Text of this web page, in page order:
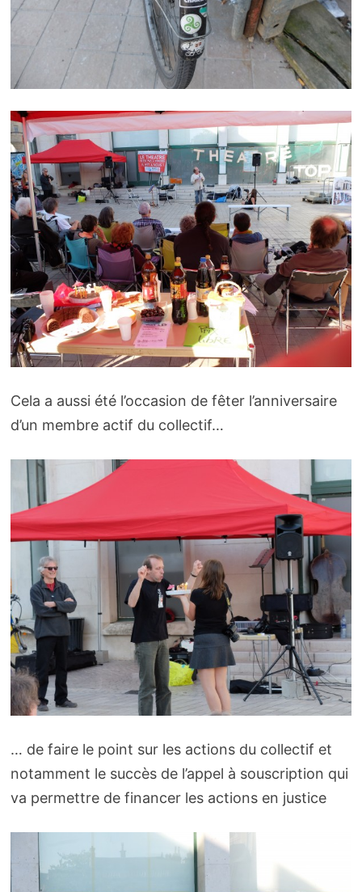
Cela a aussi été l’occasion de fêter l’anniversaire
d’un membre actif du collectif…
… de faire le point sur les actions du collectif et
notamment le succès de l’appel à souscription qui
va permettre de financer les actions en justice